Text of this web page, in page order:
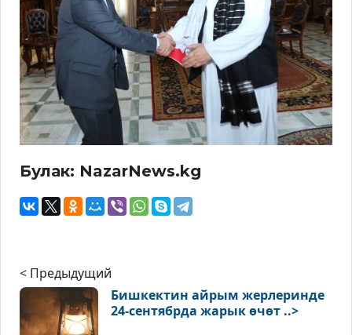
Булак: NazarNews.kg
< Предыдущий
Бишкектин айрым жерлеринде
24-сентябрда жарык өчөт ..>